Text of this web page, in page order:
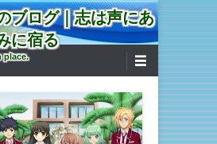
ブログ｜志は声にあ
に宿る
place.